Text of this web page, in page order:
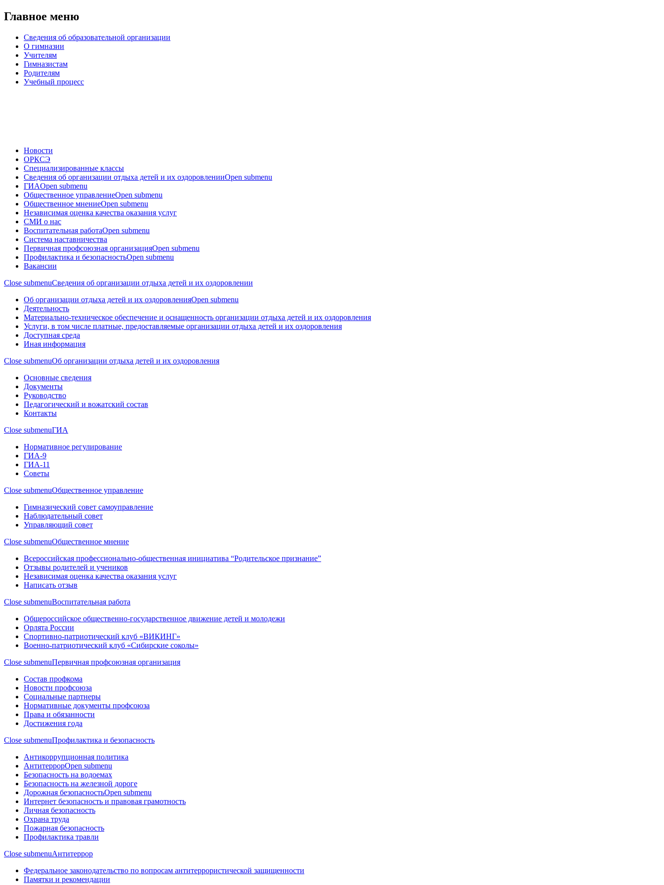
Главное меню
Сведения об образовательной организации
О гимназии
Учителям
Гимназистам
Родителям
Учебный процесс
Новости
ОРКСЭ
Специализированные классы
Сведения об организации отдыха детей и их оздоровленииOpen submenu
ГИАOpen submenu
Общественное управлениеOpen submenu
Общественное мнениеOpen submenu
Независимая оценка качества оказания услуг
СМИ о нас
Воспитательная работаOpen submenu
Система наставничества
Первичная профсоюзная организацияOpen submenu
Профилактика и безопасностьOpen submenu
Вакансии
Close submenuСведения об организации отдыха детей и их оздоровлении
Об организации отдыха детей и их оздоровленияOpen submenu
Деятельность
Материально-техническое обеспечение и оснащенность организации отдыха детей и их оздоровления
Услуги, в том числе платные, предоставляемые организации отдыха детей и их оздоровления
Доступная среда
Иная информация
Close submenuОб организации отдыха детей и их оздоровления
Основные сведения
Документы
Руководство
Педагогический и вожатский состав
Контакты
Close submenuГИА
Нормативное регулирование
ГИА-9
ГИА-11
Советы
Close submenuОбщественное управление
Гимназический совет самоуправление
Наблюдательный совет
Управляющий совет
Close submenuОбщественное мнение
Всероссийская профессионально-общественная инициатива “Родительское признание”
Отзывы родителей и учеников
Независимая оценка качества оказания услуг
Написать отзыв
Close submenuВоспитательная работа
Общероссийское общественно-государственное движение детей и молодежи
Орлята России
Спортивно-патриотический клуб «ВИКИНГ»
Военно-патриотический клуб «Сибирские соколы»
Close submenuПервичная профсоюзная организация
Состав профкома
Новости профсоюза
Социальные партнеры
Нормативные документы профсоюза
Права и обязанности
Достижения года
Close submenuПрофилактика и безопасность
Антикоррупционная политика
АнтитеррорOpen submenu
Безопасность на водоемах
Безопасность на железной дороге
Дорожная безопасностьOpen submenu
Интернет безопасность и правовая грамотность
Личная безопасность
Охрана труда
Пожарная безопасность
Профилактика травли
Close submenuАнтитеррор
Федеральное законодательство по вопросам антитеррористической защищенности
Памятки и рекомендации